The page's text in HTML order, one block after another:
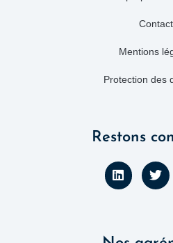
Contact
Mentions
Protection des
Restons
L
i
n
T
w
i